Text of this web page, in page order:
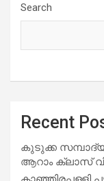
Search
Recent
കുടുക്ക
ആറാം ക്ലാസ്